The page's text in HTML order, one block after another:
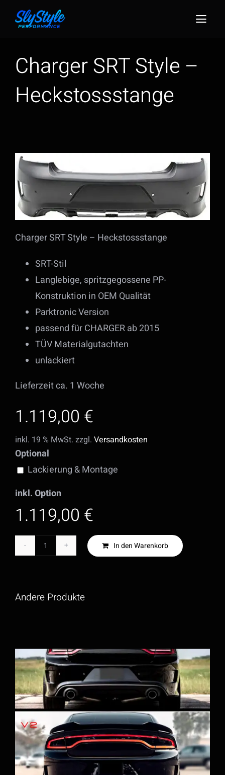
Inhalt
Charger SRT Style –
Heckstossstange
Charger SRT Style – Heckstossstange
SRT-Stil
Langlebige, spritzgegossene PP-
Konstruktion in OEM Qualität
Parktronic Version
passend für CHARGER ab 2015
TÜV Materialgutachten
unlackiert
Lieferzeit ca. 1 Woche
1.119,00 €
inkl. 19 % MwSt. zzgl. Versandkosten
Optional
Lackierung & Montage
inkl. Option
1.119,00 €
Charger
In den Warenkorb
Andere Produkte